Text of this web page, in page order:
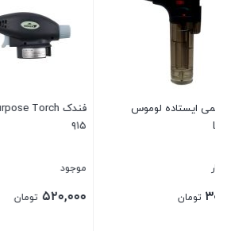
فندک Multi Purpose Torch مدل